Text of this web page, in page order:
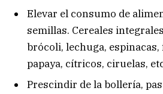
Elevar el consumo de
semillas. Cereales
brócoli, lechuga,
papaya, cítricos, ciruelas,
Prescindir de la bollería,